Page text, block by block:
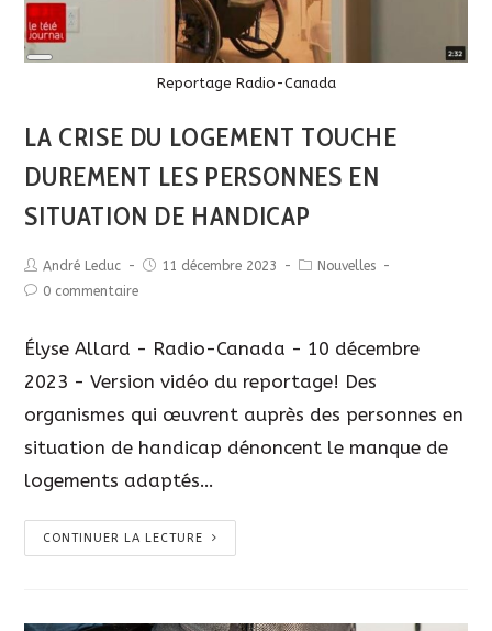
Long
Reportage Radio-Canada
LA CRISE DU LOGEMENT TOUCHE
DUREMENT LES PERSONNES EN
SITUATION DE HANDICAP
André Leduc 11 décembre 2023
Nouvelles
0 commentaire
Élyse Allard - Radio-Canada - 10 décembre
2023 - Version vidéo du reportage! Des
organismes qui œuvrent auprès des personnes en
situation de handicap dénoncent le manque de
logements adaptés…
CONTINUER LA LECTURE